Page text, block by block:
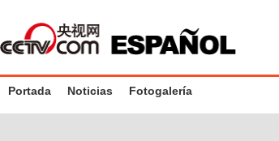
Portada Noticias Fotogalería